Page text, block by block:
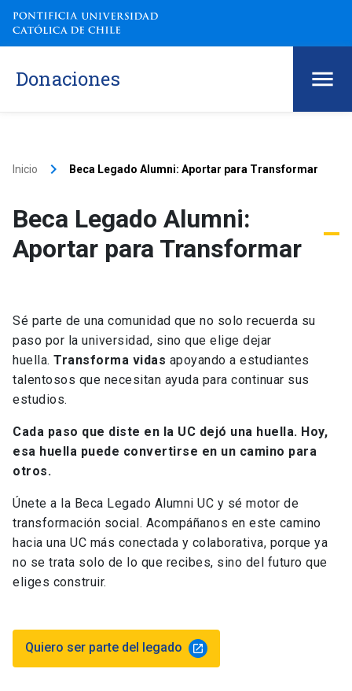
Donaciones
Inicio keyboard_arrow_right Beca Legado Alumni: Aportar para Transformar
Beca Legado Alumni:
Aportar para Transformar
Sé parte de una comunidad que no solo recuerda su
paso por la universidad, sino que elige dejar
huella. Transforma vidas apoyando a estudiantes
talentosos que necesitan ayuda para continuar sus
estudios.
Cada paso que diste en la UC dejó una huella. Hoy,
esa huella puede convertirse en un camino para
otros.
Únete a la Beca Legado Alumni UC y sé motor de
transformación social. Acompáñanos en este camino
hacia una UC más conectada y colaborativa, porque ya
no se trata solo de lo que recibes, sino del futuro que
eliges construir.
Quiero ser parte del legado launch